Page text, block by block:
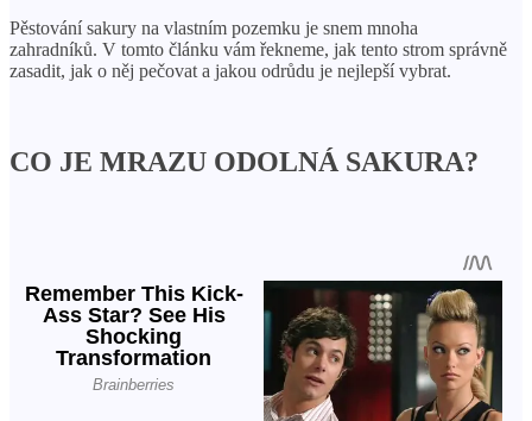
Pěstování sakury na vlastním pozemku je snem mnoha
zahradníků. V tomto článku vám řekneme, jak tento strom správně
zasadit, jak o něj pečovat a jakou odrůdu je nejlepší vybrat.
CO JE MRAZU ODOLNÁ SAKURA?